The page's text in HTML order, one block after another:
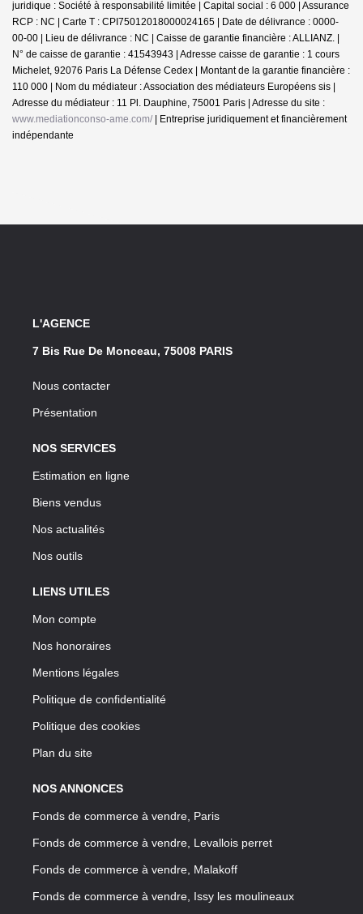
juridique : Société à responsabilité limitée | Capital social : 6 000 | Assurance
RCP : NC | Carte T : CPI75012018000024165 | Date de délivrance : 0000-
00-00 | Lieu de délivrance : NC | Caisse de garantie financière : ALLIANZ. |
N° de caisse de garantie : 41543943 | Adresse caisse de garantie : 1 cours
Michelet, 92076 Paris La Défense Cedex | Montant de la garantie financière :
110 000 | Nom du médiateur : Association des médiateurs Européens sis |
Adresse du médiateur : 11 Pl. Dauphine, 75001 Paris | Adresse du site :
www.mediationconso-ame.com/ | Entreprise juridiquement et financièrement
indépendante
L'AGENCE
7 Bis Rue De Monceau, 75008 PARIS
Nous contacter
Présentation
NOS SERVICES
Estimation en ligne
Biens vendus
Nos actualités
Nos outils
LIENS UTILES
Mon compte
Nos honoraires
Mentions légales
Politique de confidentialité
Politique des cookies
Plan du site
NOS ANNONCES
Fonds de commerce à vendre, Paris
Fonds de commerce à vendre, Levallois perret
Fonds de commerce à vendre, Malakoff
Fonds de commerce à vendre, Issy les moulineaux